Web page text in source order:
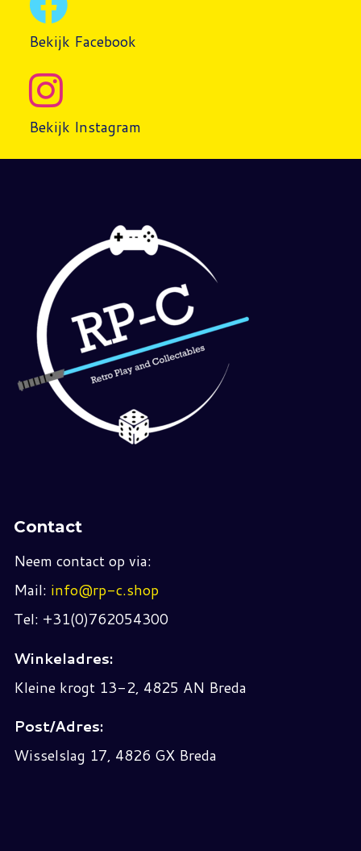
Bekijk Facebook
Bekijk Instagram
Contact
Neem contact op via:
Mail: info@rp-c.shop
Tel: +31(0)762054300
Winkeladres:
Kleine krogt 13-2, 4825 AN Breda
Post/Adres:
Wisselslag 17, 4826 GX Breda